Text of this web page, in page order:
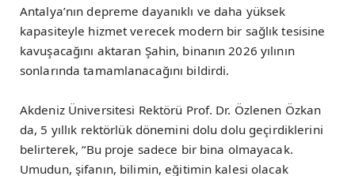
Antalya’nın depreme dayanıklı ve daha yüksek
kapasiteyle hizmet verecek modern bir sağlık tesisine
kavuşacağını aktaran Şahin, binanın 2026 yılının
sonlarında tamamlanacağını bildirdi.
Akdeniz Üniversitesi Rektörü Prof. Dr. Özlenen Özkan
da, 5 yıllık rektörlük dönemini dolu dolu geçirdiklerini
belirterek, “Bu proje sadece bir bina olmayacak.
Umudun, şifanın, bilimin, eğitimin kalesi olacak